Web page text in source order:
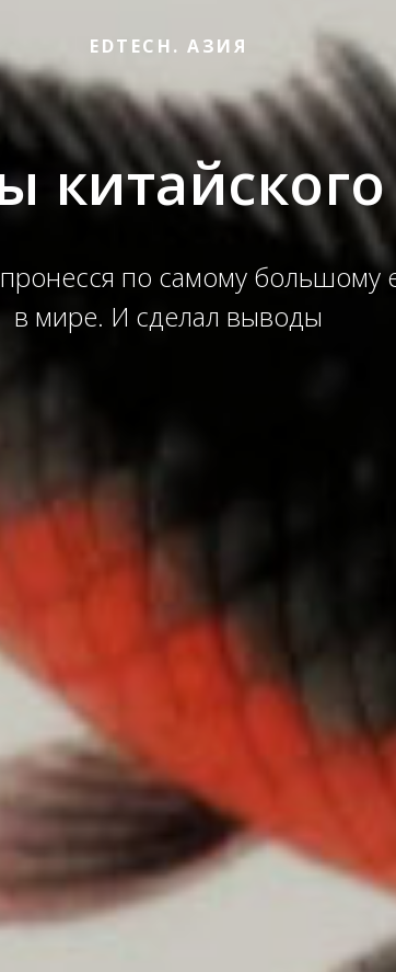
EDTECH. АЗИЯ
по самому большому
в мире. И сделал выводы